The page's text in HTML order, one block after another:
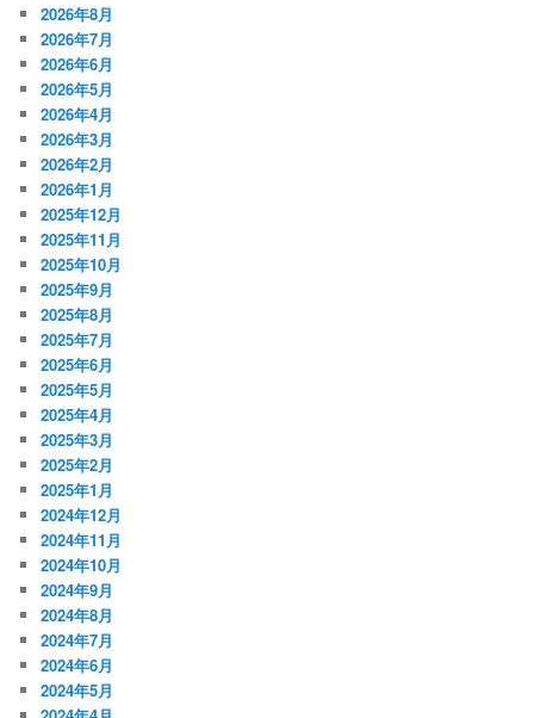
2026年8月
2026年7月
2026年6月
2026年5月
2026年4月
2026年3月
2026年2月
2026年1月
2025年12月
2025年11月
2025年10月
2025年9月
2025年8月
2025年7月
2025年6月
2025年5月
2025年4月
2025年3月
2025年2月
2025年1月
2024年12月
2024年11月
2024年10月
2024年9月
2024年8月
2024年7月
2024年6月
2024年5月